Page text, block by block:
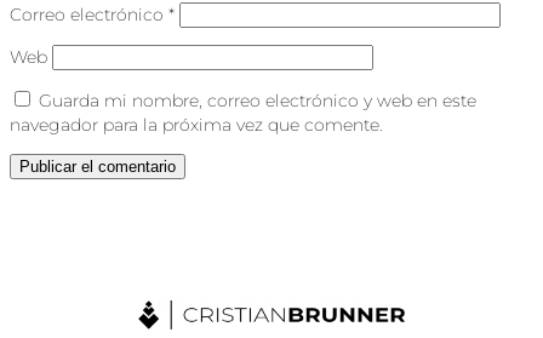
Correo electrónico *
Web
Guarda mi nombre, correo electrónico y web en este
navegador para la próxima vez que comente.